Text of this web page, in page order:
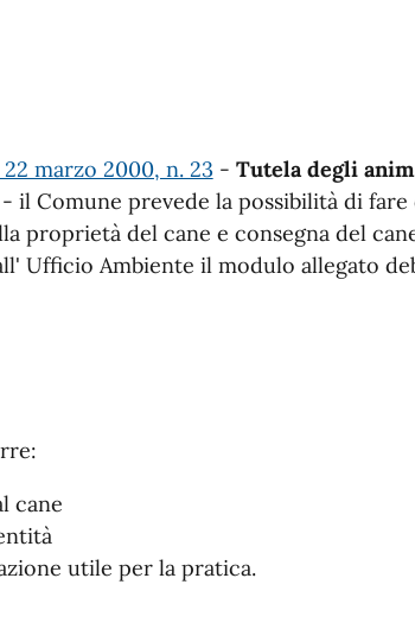
marzo 2000, n. 23 - Tutela degli
il Comune prevede la possibilità di fare
proprietà del cane e consegna del
Ufficio Ambiente il modulo allegato
cane
utile per la pratica.